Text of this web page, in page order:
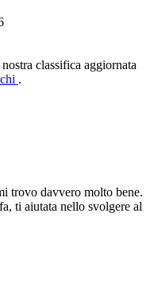
classifica aggiornata
.
trovo davvero molto bene.
ti aiutata nello svolgere al